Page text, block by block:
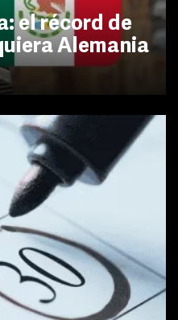
el récord de
Alemania